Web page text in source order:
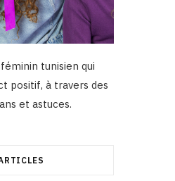
tunisien qui
positif, à travers des
et astuces.